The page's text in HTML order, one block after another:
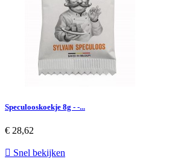
Speculooskoekje 8g - -...
€ 28,62
 Snel bekijken